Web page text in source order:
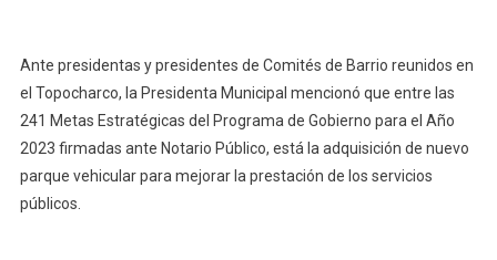
Ante presidentas y presidentes de Comités de Barrio reunidos en
el Topocharco, la Presidenta Municipal mencionó que entre las
241 Metas Estratégicas del Programa de Gobierno para el Año
2023 firmadas ante Notario Público, está la adquisición de nuevo
parque vehicular para mejorar la prestación de los servicios
públicos.